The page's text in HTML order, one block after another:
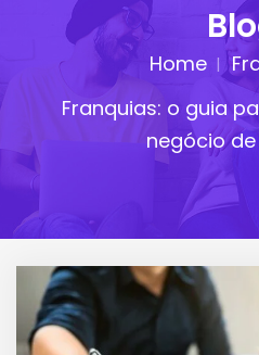
Home
Franquias: o guia
negócio